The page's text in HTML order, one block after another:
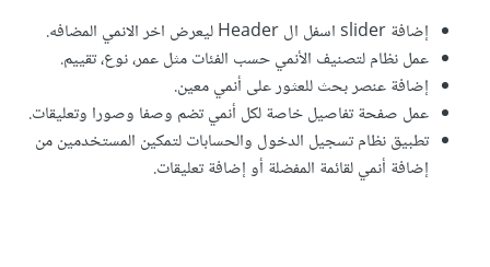
إضافة slider اسفل ال Header ليعرض اخر الانمي المضافه.
عمل نظام لتصنيف الأنمي حسب الفئات مثل عمر، نوع، تقييم.
إضافة عنصر بحث للعثور على أنمي معين.
عمل صفحة تفاصيل خاصة لكل أنمي تضم وصفا وصورا وتعليقات.
تطبيق نظام تسجيل الدخول والحسابات لتمكين المستخدمين من
إضافة أنمي لقائمة المفضلة أو إضافة تعليقات.